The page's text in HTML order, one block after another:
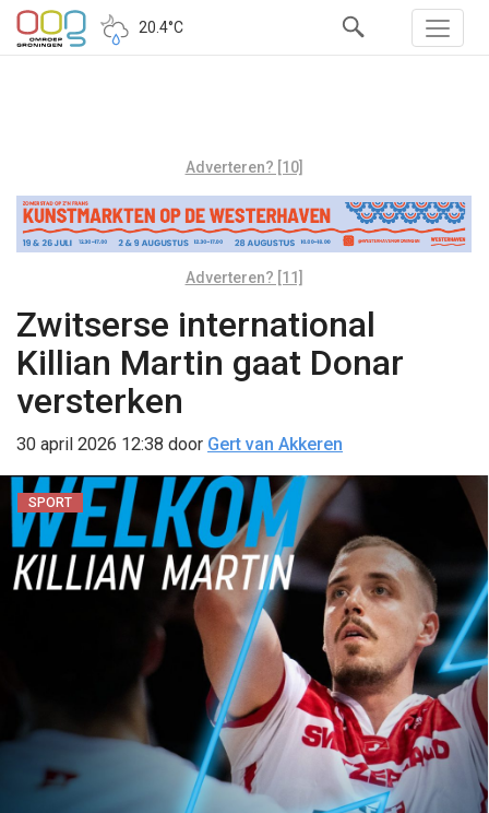
20.4°C
Adverteren? [10]
Adverteren? [11]
Zwitserse international
Killian Martin gaat Donar
versterken
30 april 2026 12:38 door Gert van Akkeren
SPORT